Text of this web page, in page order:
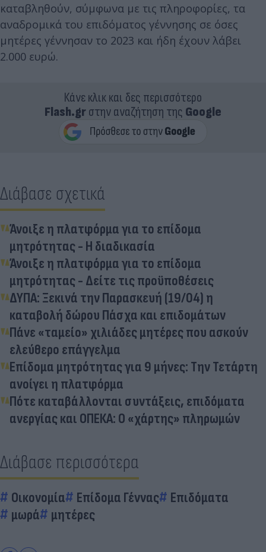
καταβληθούν, σύμφωνα με τις πληροφορίες, τα
αναδρομικά του επιδόματος γέννησης σε όσες
μητέρες γέννησαν το 2023 και ήδη έχουν λάβει
2.000 ευρώ.
Κάνε κλικ και δες περισσότερο
Flash.grστην αναζήτηση της Google
Διάβασε σχετικά
Άνοιξε η πλατφόρμα για το επίδομα
μητρότητας - Η διαδικασία
Άνοιξε η πλατφόρμα για το επίδομα
μητρότητας - Δείτε τις προϋποθέσεις
ΔΥΠΑ: Ξεκινά την Παρασκευή (19/04) η
καταβολή δώρου Πάσχα και επιδομάτων
Πάνε «ταμείο» χιλιάδες μητέρες που ασκούν
ελεύθερο επάγγελμα
Επίδομα μητρότητας για 9 μήνες: Την Τετάρτη
ανοίγει η πλατφόρμα
Πότε καταβάλλονται συντάξεις, επιδόματα
ανεργίας και ΟΠΕΚΑ: Ο «χάρτης» πληρωμών
Διάβασε περισσότερα
Οικονομία Επίδομα Γέννας
Επιδόματα
μωρά
μητέρες